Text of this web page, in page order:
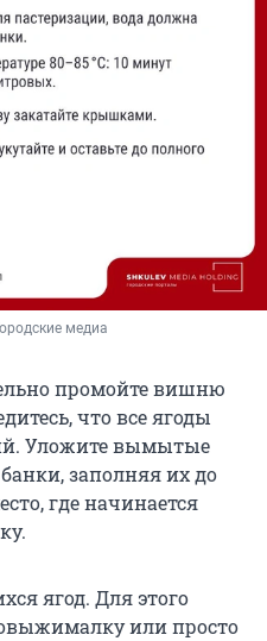
медиа
промойте вишню
что все ягоды
Уложите вымытые
заполняя их до
где начинается
ягод. Для этого
или просто